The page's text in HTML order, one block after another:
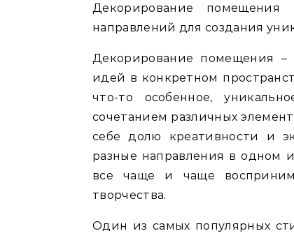
Декорирование помещения
направлений для создания
Декорирование помещения
идей в конкретном
что-то особенное,
сочетанием различных
себе долю креативности и
разные направления в одном
все чаще и чаще
творчества.
Один из самых популярных